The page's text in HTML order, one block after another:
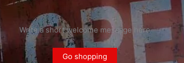
Write a short welcome message here
Go shopping